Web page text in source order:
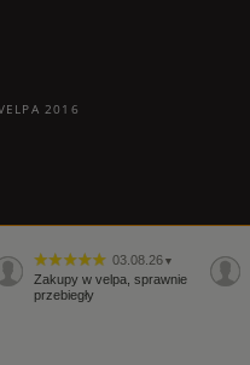
2016
03.08.26 ▼
Zakupy w velpa, sprawnie
przebiegły